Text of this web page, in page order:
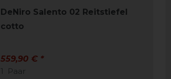
DeNiro Salento 02 Reitstiefel
cotto
559,90 € *
1
Paar